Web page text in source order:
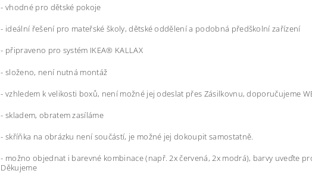
- vhodné pro dětské pokoje
- ideální řešení pro mateřské školy, dětské oddělení a podobná předškolní zařízení
- připraveno pro systém IKEA® KALLAX
- složeno, není nutná montáž
- vzhledem k velikosti boxů, není možné jej odeslat přes Zásilkovnu, doporučujeme
- skladem, obratem zasíláme
- skříňka na obrázku není součástí, je možné jej dokoupit samostatně.
- možno objednat i barevné kombinace (např. 2x červená, 2x modrá), barvy uveďte
Děkujeme